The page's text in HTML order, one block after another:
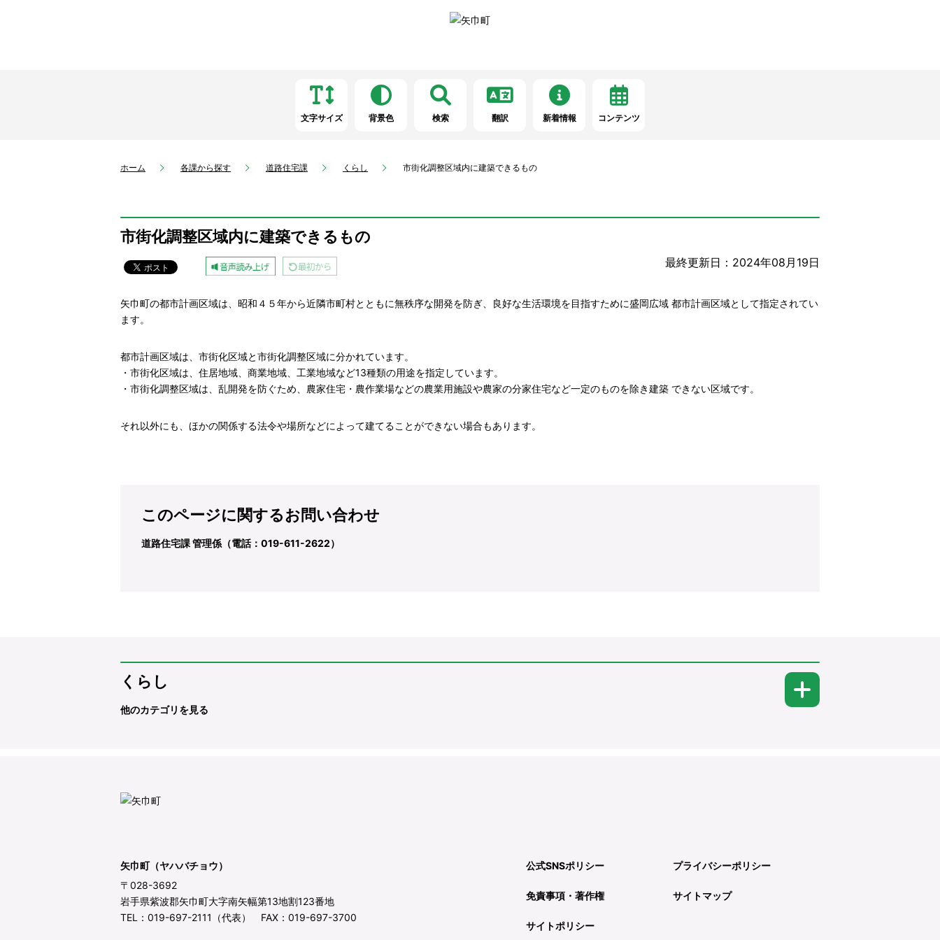
文字サイズ 背景色 検索 翻訳 新着情報 コンテンツ
ホーム 各課から探す 道路住宅課 くらし 市街化調整区域内に建築できるもの
市街化調整区域内に建築できるもの
最終更新日：2024年08月19日
矢巾町の都市計画区域は、昭和４５年から近隣市町村とともに無秩序な開発を防ぎ、良好な生活環境を目指すために盛岡広域 都市計画区域として指定されてい
ます。
都市計画区域は、市街化区域と市街化調整区域に分かれています。
・市街化区域は、住居地域、商業地域、工業地域など13種類の用途を指定しています。
・市街化調整区域は、乱開発を防ぐため、農家住宅・農作業場などの農業用施設や農家の分家住宅など一定のものを除き建築 できない区域です。
それ以外にも、ほかの関係する法令や場所などによって建てることができない場合もあります。
このページに関するお問い合わせ
道路住宅課 管理係（電話：019-611-2622）
くらし
他のカテゴリを見る
矢巾町（ヤハバチョウ）
〒028-3692
岩手県紫波郡矢巾町大字南矢幅第13地割123番地
TEL：019-697-2111（代表） FAX：019-697-3700
公式SNSポリシー プライバシーポリシー
免責事項・著作権 サイトマップ
サイトポリシー